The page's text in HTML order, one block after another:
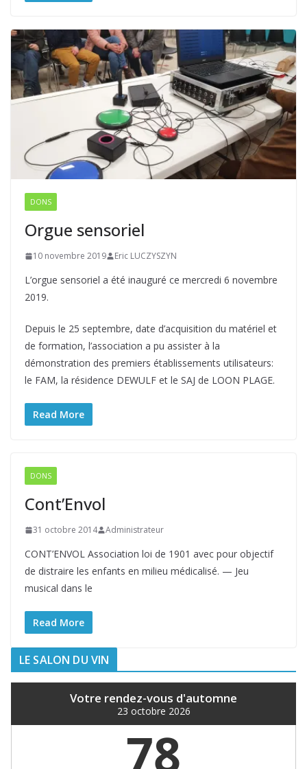
DONS
Orgue sensoriel
10 novembre 2019 Eric LUCZYSZYN
L’orgue sensoriel a été inauguré ce mercredi 6 novembre
2019.
Depuis le 25 septembre, date d’acquisition du matériel et
de formation, l’association a pu assister à la
démonstration des premiers établissements utilisateurs:
le FAM, la résidence DEWULF et le SAJ de LOON PLAGE.
Read More
DONS
Cont’Envol
31 octobre 2014 Administrateur
CONT’ENVOL Association loi de 1901 avec pour objectif
de distraire les enfants en milieu médicalisé. — Jeu
musical dans le
Read More
LE SALON DU VIN
Votre rendez-vous d'automne
23 octobre 2026
78